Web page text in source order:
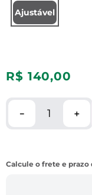
Ajustável
R$ 140,00
＋
－